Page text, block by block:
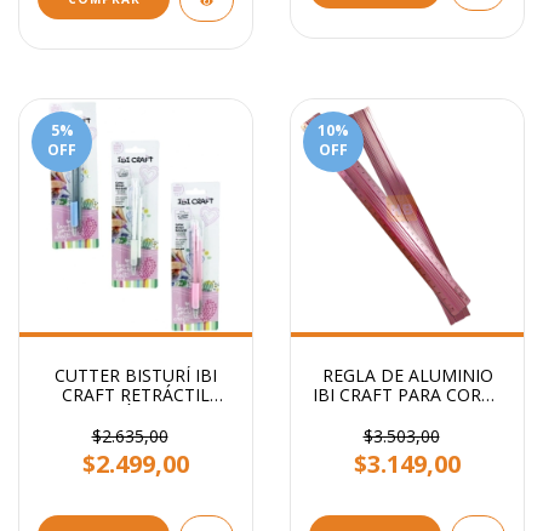
5%
OFF
CUTTER BISTURÍ IBI
CRAFT RETRÁCTIL
BISTURI DE REPUESTO
$2.635,00
$2.499,00
10%
OFF
REGLA DE ALUMINIO
IBI CRAFT PARA CORTE
$3.503,00
$3.149,00